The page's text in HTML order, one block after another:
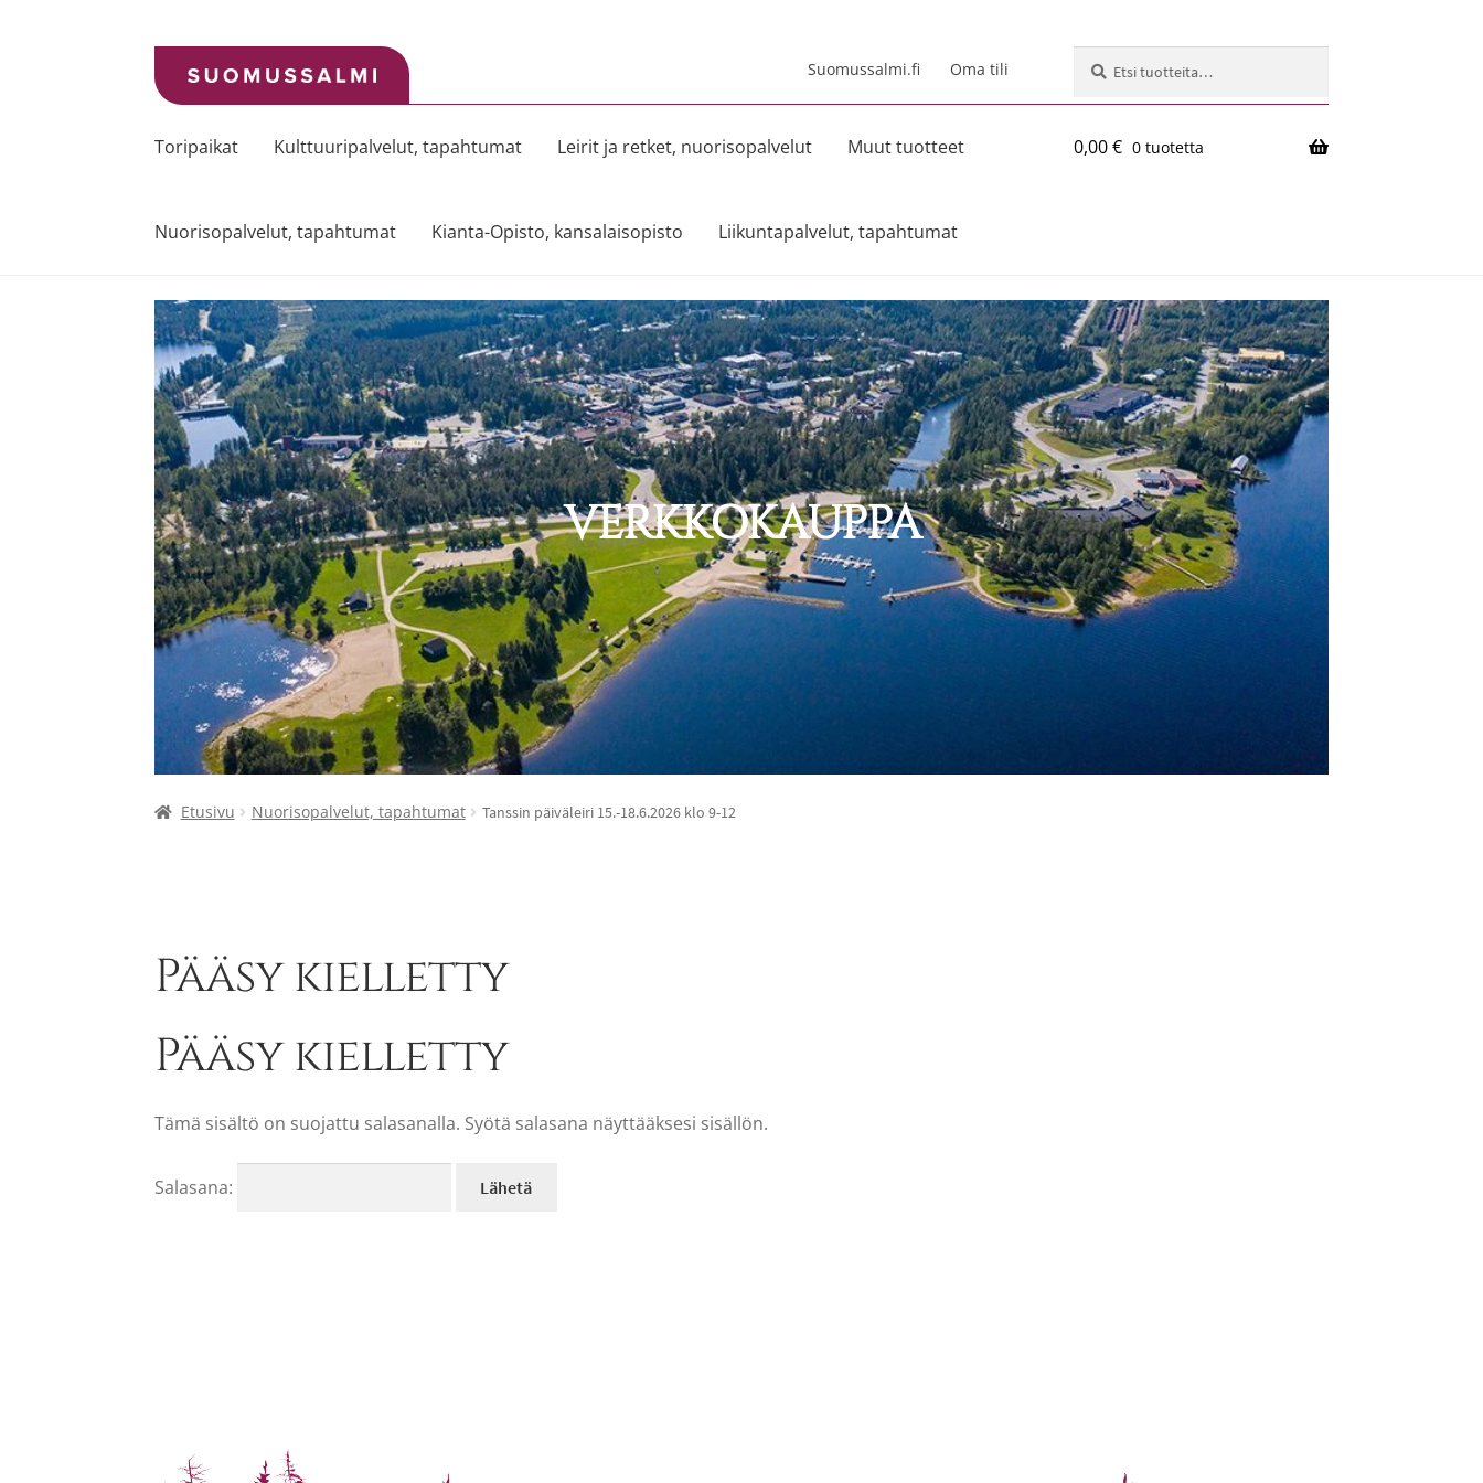
navigointiin
sisältöön
Suomussalmi.fi Oma tili
Toripaikat Kulttuuripalvelut, tapahtumat Leirit ja retket, nuorisopalvelut Muut tuotteet
Nuorisopalvelut, tapahtumat Kianta-Opisto, kansalaisopisto Liikuntapalvelut, tapahtumat
0,00€ 0 tuotetta
VERKKOKAUPPA
Etusivu Nuorisopalvelut, tapahtumat Tanssin päiväleiri 15.-18.6.2026 klo 9-12
Pääsy kielletty
Pääsy kielletty
Tämä sisältö on suojattu salasanalla. Syötä salasana näyttääksesi sisällön.
Salasana: